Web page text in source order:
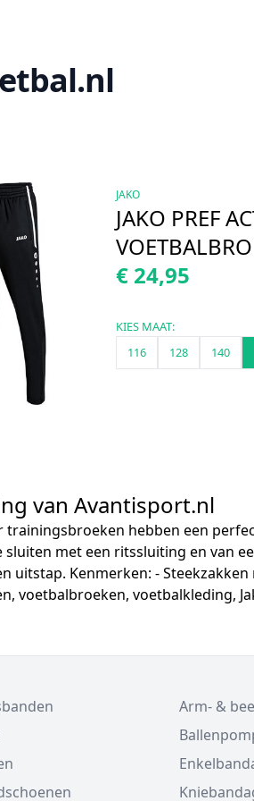
JAKO
JAKO PREF
€ 24,95
KIES MAAT:
116
128 140
van Avantisport.nl
trainingsbroeken hebben een
sluiten met een ritssluiting en van
uitstap. Kenmerken: -
voetbalbroeken, voetbalkleding,
Arm- &